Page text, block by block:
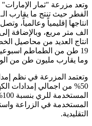
وتعد مزرعة "ثمار
الف متر مربع، وبالإضافة
انتاج العديد من محاصيل
وما يقارب مليون طن من
وتعتمد المزرعة في نظم
50% من اجمالي إمدادات
المستخدمة في الزراعة
التقليدية.